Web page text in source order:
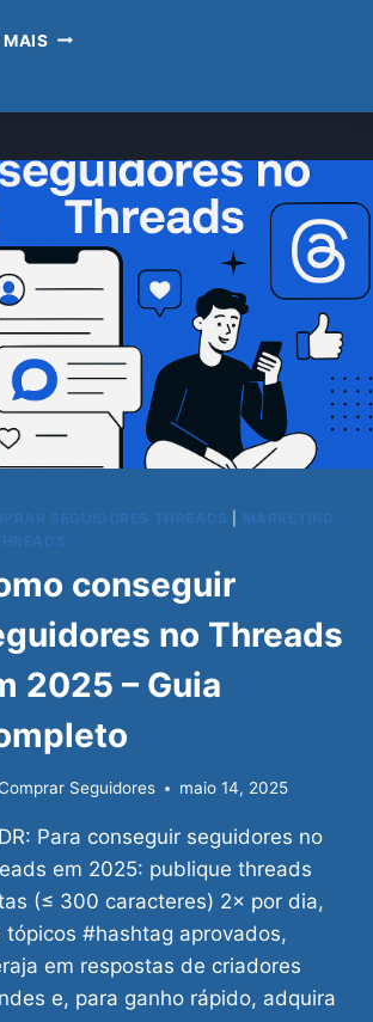
MAIS ENTENDA
DO
E
COMO
SEGUIDORES
PODEM
AJUDAR
conseguir
no Threads
2025 – Guia
Seguidores maio 14, 2025
Para conseguir seguidores no
em 2025: publique threads
(≤ 300 caracteres) 2× por dia,
tópicos #hashtag aprovados,
em respostas de criadores
e, para ganho rápido, adquira